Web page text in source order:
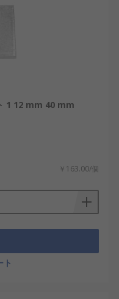
、建築資材や
に、四角形、
のような強く
います。
c/fasteners-
リルで穴が開け
1 12 mm 40 mm
￥163.00/個
ト